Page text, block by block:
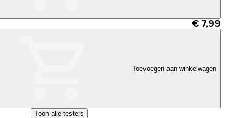
€ 7,99
Toevoegen aan winkelwagen
Toon alle testers